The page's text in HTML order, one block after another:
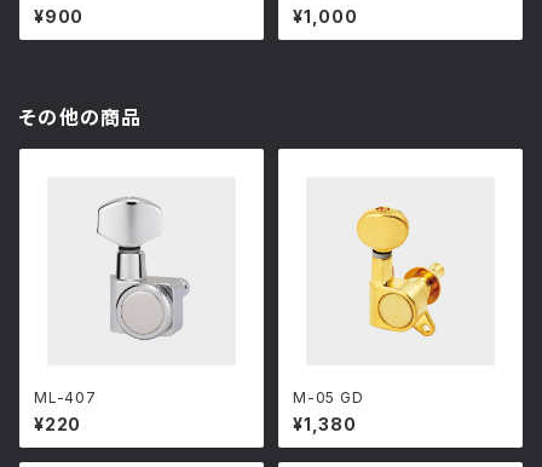
¥900 ¥1,000
その他の商品
ML-407
¥220
M-05 GD
¥1,380